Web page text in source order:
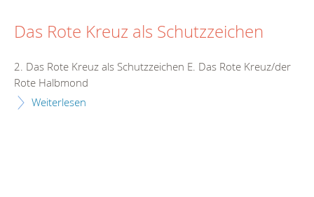
Das Rote Kreuz als Schutzzeichen
2. Das Rote Kreuz als Schutzzeichen E. Das Rote Kreuz/der
Rote Halbmond
Weiterlesen